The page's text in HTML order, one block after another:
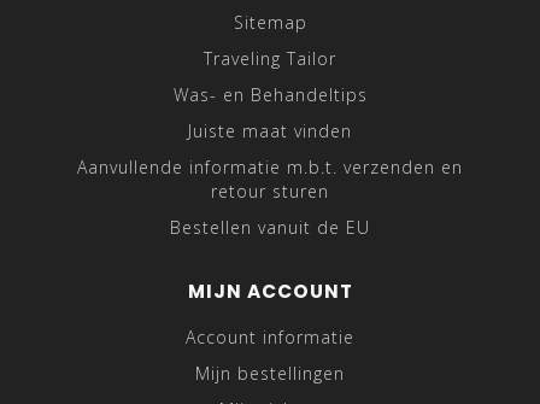
Sitemap
Traveling Tailor
Was- en Behandeltips
Juiste maat vinden
Aanvullende informatie m.b.t. verzenden en
retour sturen
Bestellen vanuit de EU
MIJN ACCOUNT
Account informatie
Mijn bestellingen